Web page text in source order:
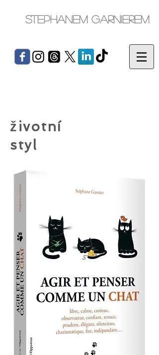
Stephanem Garnierem
životní
styl